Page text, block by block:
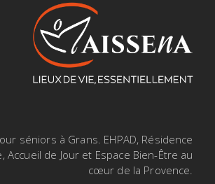
séniors à Grans. EHPAD, Résidence
Accueil de Jour et Espace Bien-Être au
cœur de la Provence.